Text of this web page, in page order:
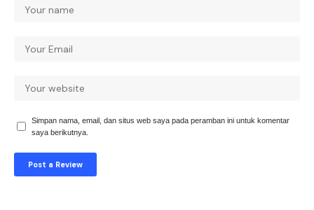
Simpan nama, email, dan situs web saya pada peramban ini untuk komentar
saya berikutnya.